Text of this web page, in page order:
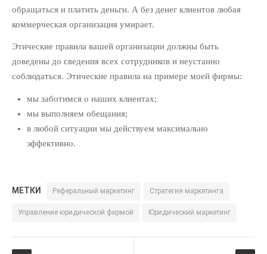
обращаться и платить деньги. А без денег клиентов любая
коммерческая организация умирает.
Этические правила вашей организации должны быть
доведены до сведения всех сотрудников и неустанно
соблюдаться. Этические правила на примере моей фирмы:
мы заботимся о наших клиентах;
мы выполняем обещания;
в любой ситуации мы действуем максимально
эффективно.
МЕТКИ Реферальный маркетинг Стратегия маркетинга
Управление юридической фирмой Юридический маркетинг